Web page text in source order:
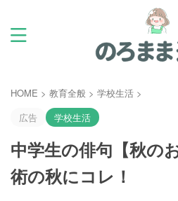
HOME > 教育全般 > 学校生活 >
広告
学校生活
中学生の俳句【秋の
術の秋にコレ！